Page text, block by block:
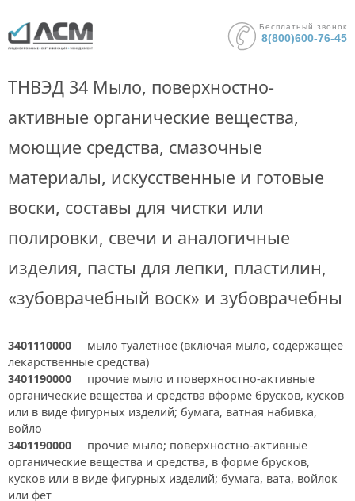
Бесплатный звонок
8(800)600-76-45
ТНВЭД 34 Мыло, поверхностно-
активные органические вещества,
моющие средства, смазочные
материалы, искусственные и готовые
воски, составы для чистки или
полировки, свечи и аналогичные
изделия, пасты для лепки, пластилин,
«зубоврачебный воск» и зубоврачебны
3401110000 мыло туалетное (включая мыло, содержащее
лекарственные средства)
3401190000 прочие мыло и поверхностно-активные
органические вещества и средства вформе брусков, кусков
или в виде фигурных изделий; бумага, ватная набивка,
войло
3401190000 прочие мыло; поверхностно-активные
органические вещества и средства, в форме брусков,
кусков или в виде фигурных изделий; бумага, вата, войлок
или фет